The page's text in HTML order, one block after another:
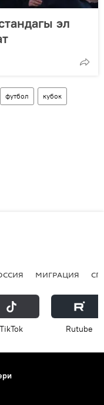
эл
футбол кубок
МИГРАЦИЯ
ТikТоk Rutube